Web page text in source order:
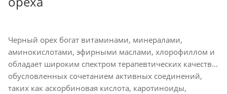
Черный орех богат витаминами, минералами,
аминокислотами, эфирными маслами, хлорофиллом и
обладает широким спектром терапевтических качеств,
обусловленных сочетанием активных соединений,
таких как аскорбиновая кислота, каротиноиды,